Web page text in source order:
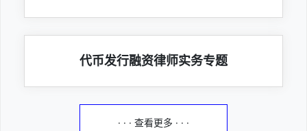
代币发行融资律师实务专题
· · · 查看更多 · · ·